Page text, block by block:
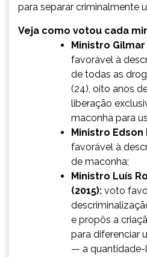
para separar criminalmente
Veja como votou cada
Ministro Gilmar
favorável à
de todas as
(24), oito anos
liberação
maconha para
Ministro Edson
favorável à
de maconha;
Ministro Luís
(2015): voto
e propôs a
para diferenciar
— a quantidade-